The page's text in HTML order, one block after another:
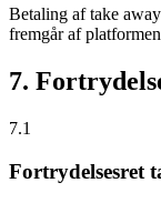
Betaling af take
fremgår af
7.
7.1
Fortrydelsesret